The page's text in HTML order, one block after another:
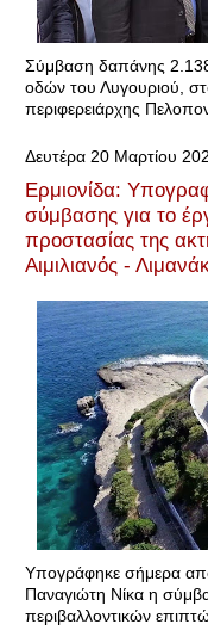
Σύμβαση δαπάνης
οδών του Λυγουριού,
περιφερειάρχης
Δευτέρα 20 Μαρτίου
Ερμιονίδα:
σύμβασης για το
προστασίας της
Αιμιλιανός -
Υπογράφηκε σήμερα
Παναγιώτη Νίκα η
περιβαλλοντικών